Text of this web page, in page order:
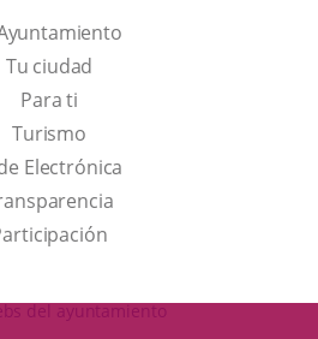
Tu ciudad
Para ti
TurismoThis
link
will
open
a
Electrónica
del ayuntamiento